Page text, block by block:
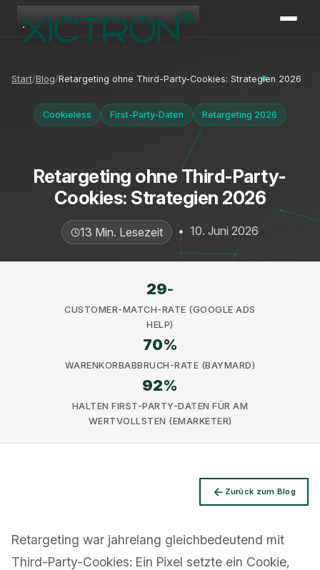
Start Blog Retargeting ohne Third-Party-Cookies: Strategien 2026
Cookieless First-Party-Daten Retargeting 2026
Retargeting ohne Third-Party-
Cookies: Strategien 2026
13 Min. Lesezeit • 10. Juni 2026
29-
CUSTOMER-MATCH-RATE (GOOGLE ADS
HELP)
70%
WARENKORBABBRUCH-RATE (BAYMARD)
92%
HALTEN FIRST-PARTY-DATEN FÜR AM
WERTVOLLSTEN (EMARKETER)
Zurück zum Blog
Retargeting war jahrelang gleichbedeutend mit
Third-Party-Cookies: Ein Pixel setzte ein Cookie,
XICTRON
Datenschutz